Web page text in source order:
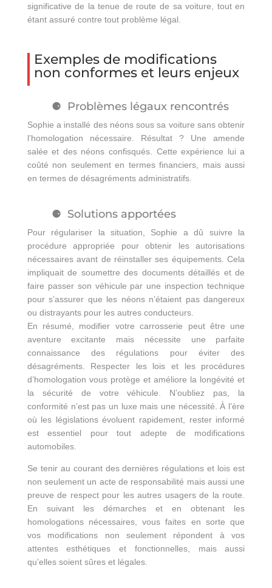
significative de la tenue de route de sa voiture, tout en
étant assuré contre tout problème légal.
Exemples de modifications
non conformes et leurs enjeux
Problèmes légaux rencontrés
Sophie a installé des néons sous sa voiture sans obtenir
l’homologation nécessaire. Résultat ? Une amende
salée et des néons confisqués. Cette expérience lui a
coûté non seulement en termes financiers, mais aussi
en termes de désagréments administratifs.
Solutions apportées
Pour régulariser la situation, Sophie a dû suivre la
procédure appropriée pour obtenir les autorisations
nécessaires avant de réinstaller ses équipements. Cela
impliquait de soumettre des documents détaillés et de
faire passer son véhicule par une inspection technique
pour s’assurer que les néons n’étaient pas dangereux
ou distrayants pour les autres conducteurs.
En résumé, modifier votre carrosserie peut être une
aventure excitante mais nécessite une parfaite
connaissance des régulations pour éviter des
désagréments. Respecter les lois et les procédures
d’homologation vous protège et améliore la longévité et
la sécurité de votre véhicule. N’oubliez pas, la
conformité n’est pas un luxe mais une nécessité. À l’ère
où les législations évoluent rapidement, rester informé
est essentiel pour tout adepte de modifications
automobiles.
Se tenir au courant des dernières régulations et lois est
non seulement un acte de responsabilité mais aussi une
preuve de respect pour les autres usagers de la route.
En suivant les démarches et en obtenant les
homologations nécessaires, vous faites en sorte que
vos modifications non seulement répondent à vos
attentes esthétiques et fonctionnelles, mais aussi
qu’elles soient sûres et légales.